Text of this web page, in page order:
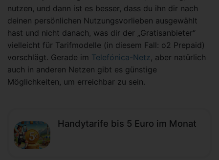
nutzen, und dann ist es besser, dass du ihn dir nach
deinen persönlichen Nutzungsvorlieben ausgewählt
hast und nicht danach, was dir der „Gratisanbieter“
vielleicht für Tarifmodelle (in diesem Fall: o2 Prepaid)
vorschlägt. Gerade im Telefónica-Netz , aber natürlich
auch in anderen Netzen gibt es günstige
Möglichkeiten, um erreichbar zu sein.
Handytarife bis 5 Euro im Monat